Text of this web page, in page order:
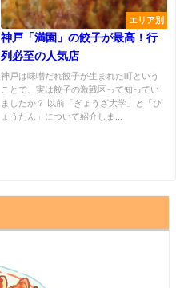
エリア別
神戸「満園」の餃子が最高！行
列必至の人気店
神戸は味噌だれ餃子が生まれた町という
ことで、実は餃子の激戦区って知ってい
ましたか？ 以前「ぎょうざ大学」と「ひ
ょうたん」について紹介しま...